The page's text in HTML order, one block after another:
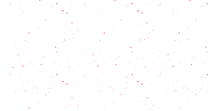
Cómo hacer polenta con tuco
Crema de Marisco sencilla: la receta clásica que
siempre funciona
Puré de verduras: El secreto para que tus hijos